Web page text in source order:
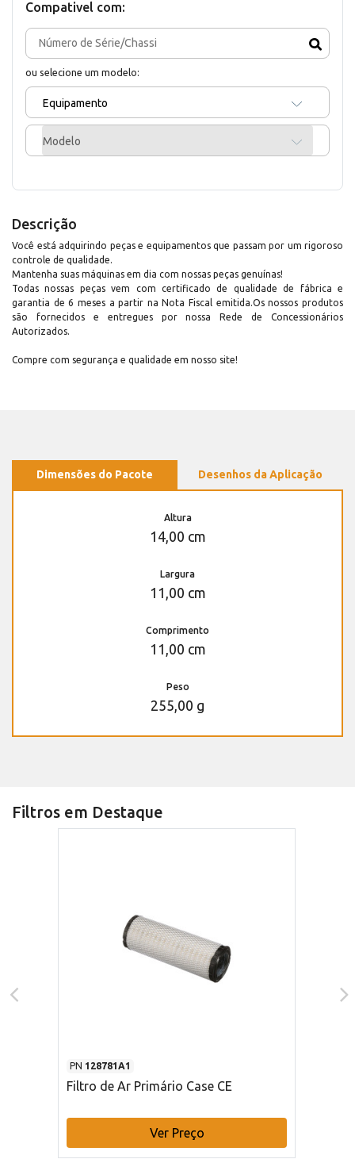
Compativel com:
ou selecione um modelo:
Equipamento
Modelo
Descrição
Você está adquirindo peças e equipamentos que passam por um rigoroso
controle de qualidade.
Mantenha suas máquinas em dia com nossas peças genuínas!
Todas nossas peças vem com certificado de qualidade de fábrica e
garantia de 6 meses a partir na Nota Fiscal emitida.Os nossos produtos
são fornecidos e entregues por nossa Rede de Concessionários
Autorizados.
Compre com segurança e qualidade em nosso site!
Dimensões do Pacote Desenhos da Aplicação
Altura
14,00 cm
Largura
11,00 cm
Comprimento
11,00 cm
Peso
255,00 g
Filtros em Destaque
PN 128781A1
Filtro de Ar Primário Case CE
Ver Preço